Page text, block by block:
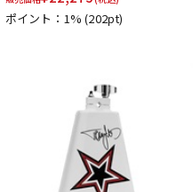
ポイント：1%(202pt)